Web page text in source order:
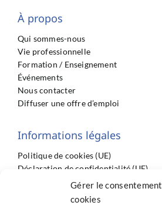
Gérer le
cookies
À propos
Qui sommes-nous
Vie professionnelle
Formation / Enseignement
Événements
Nous contacter
Diffuser une offre d’emploi
Informations légales
Politique de cookies (UE)
Déclaration de confidentialité (UE)
Conditions générales